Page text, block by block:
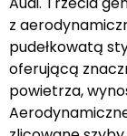
z
pudełkowatą
oferującą
powietrza,